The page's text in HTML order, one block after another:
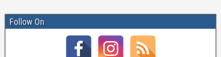
Follow On